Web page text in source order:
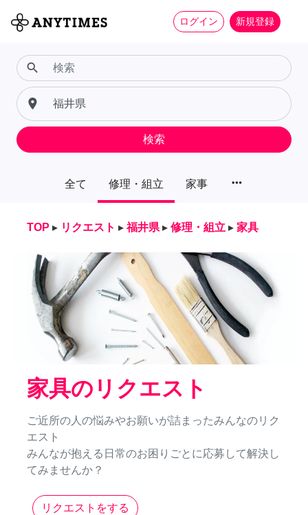
ログイン 新規登録
全て 修理・組立 家事 more_horiz
search
place
検索
TOP ▸ リクエスト ▸ 福井県 ▸ 修理・組立 ▸ 家具
家具のリクエスト
ご近所の人の悩みやお願いが詰まったみんなのリク
エスト
みんなが抱える日常のお困りごとに応募して解決し
てみませんか？
リクエストをする